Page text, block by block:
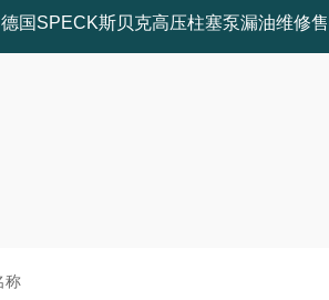
德国SPECK斯贝克高压柱塞泵漏油维修